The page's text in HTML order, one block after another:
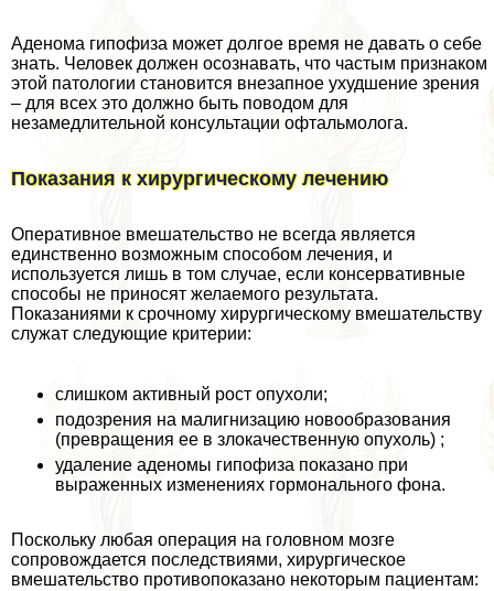
Аденома гипофиза может долгое время не давать о себе
знать. Человек должен осознавать, что частым признаком
этой патологии становится внезапное ухудшение зрения
– для всех это должно быть поводом для
незамедлительной консультации офтальмолога.
Показания к хирургическому лечению
Оперативное вмешательство не всегда является
единственно возможным способом лечения, и
используется лишь в том случае, если консервативные
способы не приносят желаемого результата.
Показаниями к срочному хирургическому вмешательству
служат следующие критерии:
слишком активный рост опухоли;
подозрения на малигнизацию новообразования
(превращения ее в злокачественную опухоль) ;
удаление аденомы гипофиза показано при
выраженных изменениях гормонального фона.
Поскольку любая операция на головном мозге
сопровождается последствиями, хирургическое
вмешательство противопоказано некоторым пациентам: